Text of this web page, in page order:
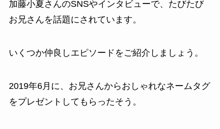
加藤小夏さんのSNSやインタビューで、たびたび
お兄さんを話題にされています。
いくつか仲良しエピソードをご紹介しましょう。
2019年6月に、お兄さんからおしゃれなネームタグ
をプレゼントしてもらったそう。